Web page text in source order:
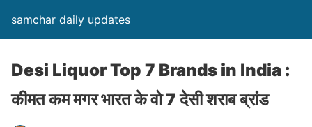
samchar daily updates
Desi Liquor Top 7 Brands in India :
कीमत कम मगर भारत के वो 7 देसी शराब ब्रांड